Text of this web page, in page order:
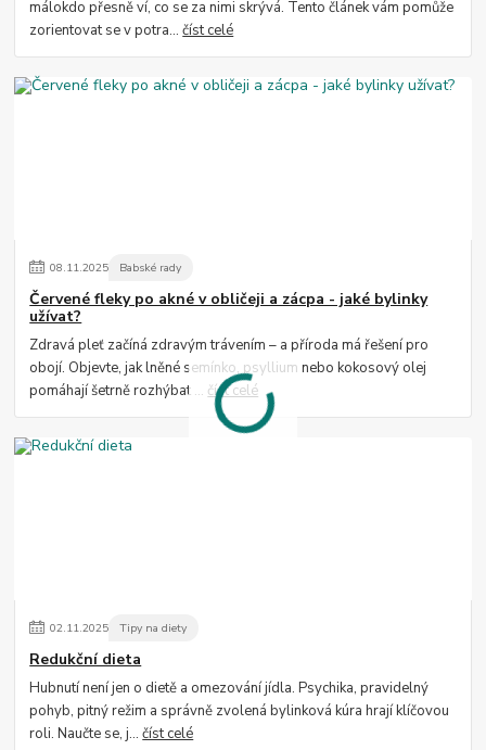
málokdo přesně ví, co se za nimi skrývá. Tento článek vám pomůže
zorientovat se v potra...číst celé
08.11.2025 Babské rady
Červené fleky po akné v obličeji a zácpa - jaké bylinky
užívat?
Zdravá pleť začíná zdravým trávením – a příroda má řešení pro
obojí. Objevte, jak lněné semínko, psyllium nebo kokosový olej
pomáhají šetrně rozhýbat ... číst celé
02.11.2025 Tipy na diety
Redukční dieta
Hubnutí není jen o dietě a omezování jídla. Psychika, pravidelný
pohyb, pitný režim a správně zvolená bylinková kúra hrají klíčovou
roli. Naučte se, j...číst celé